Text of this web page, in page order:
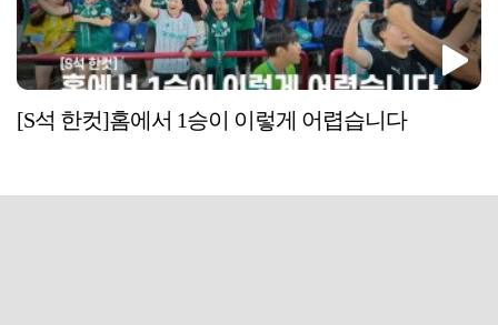
[S석 한컷]홈에서 1승이 이렇게 어렵습니다